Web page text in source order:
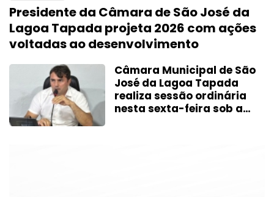
Presidente da Câmara de São José da
Lagoa Tapada projeta 2026 com ações
voltadas ao desenvolvimento
Câmara Municipal de São
José da Lagoa Tapada
realiza sessão ordinária
nesta sexta-feira sob a